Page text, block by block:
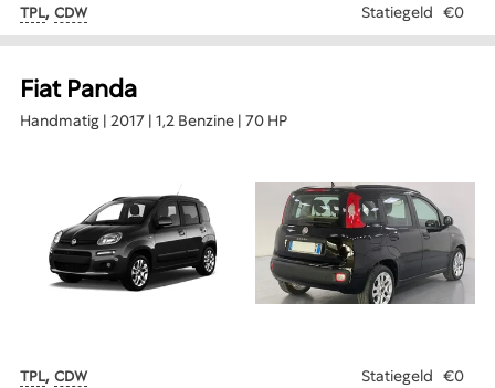
TPL, CDW Statiegeld €0
Fiat Panda
Handmatig | 2017 | 1,2 Benzine | 70 HP
TPL, CDW Statiegeld €0